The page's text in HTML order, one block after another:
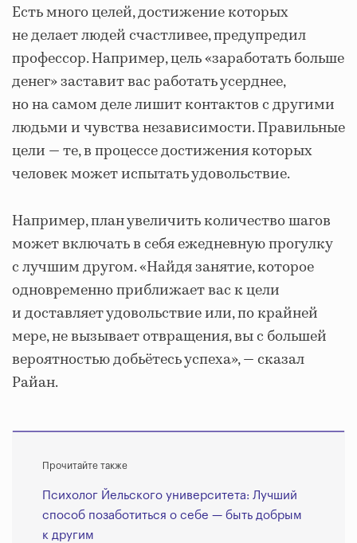
Есть много целей, достижение которых
не делает людей счастливее, предупредил
профессор. Например, цель «заработать больше
денег» заставит вас работать усерднее,
но на самом деле лишит контактов с другими
людьми и чувства независимости. Правильные
цели — те, в процессе достижения которых
человек может испытать удовольствие.
Например, план увеличить количество шагов
может включать в себя ежедневную прогулку
с лучшим другом. «Найдя занятие, которое
одновременно приближает вас к цели
и доставляет удовольствие или, по крайней
мере, не вызывает отвращения, вы с большей
вероятностью добьётесь успеха», — сказал
Райан.
Прочитайте также
Психолог Йельского университета: Лучший
способ позаботиться о себе — быть добрым
к другим